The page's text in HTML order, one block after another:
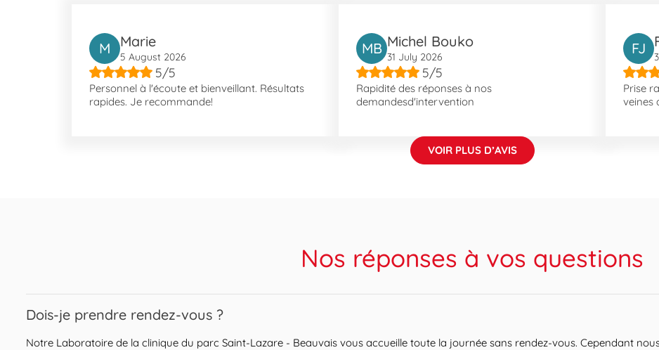
M Marie
5 August 2026
5/5
Personnel à l'écoute et bienveillant. Résultats
rapides. Je recommande!
MB Michel Bouko
31 July 2026
5/5
Rapidité des réponses à nos
demandesd'intervention
FJ
Prise
veines
VOIR PLUS D’AVIS
Nos réponses à vos questions
Dois-je prendre rendez-vous ?
Expand or collapse answer
Notre Laboratoire de la clinique du parc Saint-Lazare - Beauvais vous accueille toute la journée sans rendez-vous. Cependant